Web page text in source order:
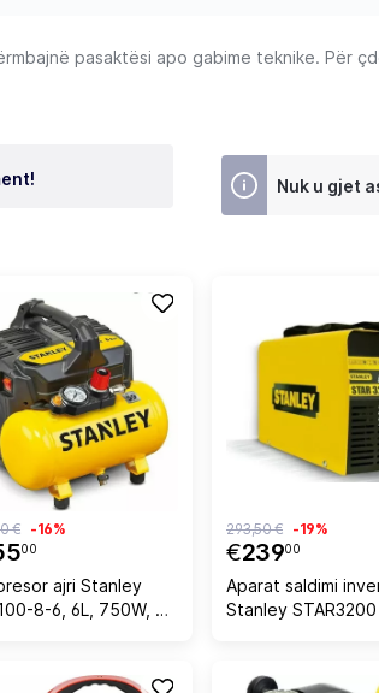
pasaktësi apo gabime teknike. Për
Nuk u gjet
00
€ -16%
ajri Stanley
8-6, 6L, 750W, 8
€23900
293,50 € -19%
Aparat saldimi
Stanley STAR3200